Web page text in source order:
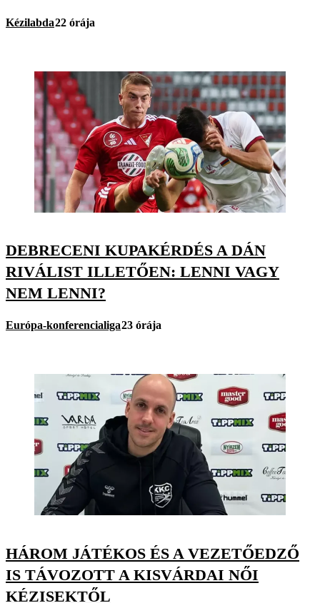
Kézilabda22 órája
DEBRECENI KUPAKÉRDÉS A DÁN
RIVÁLIST ILLETŐEN: LENNI VAGY
NEM LENNI?
Európa-konferencialiga23 órája
HÁROM JÁTÉKOS ÉS A VEZETŐEDZŐ
IS TÁVOZOTT A KISVÁRDAI NŐI
KÉZISEKTŐL